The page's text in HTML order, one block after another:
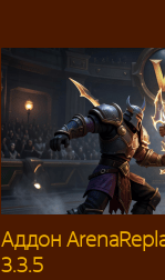
Аддон
3.3.5